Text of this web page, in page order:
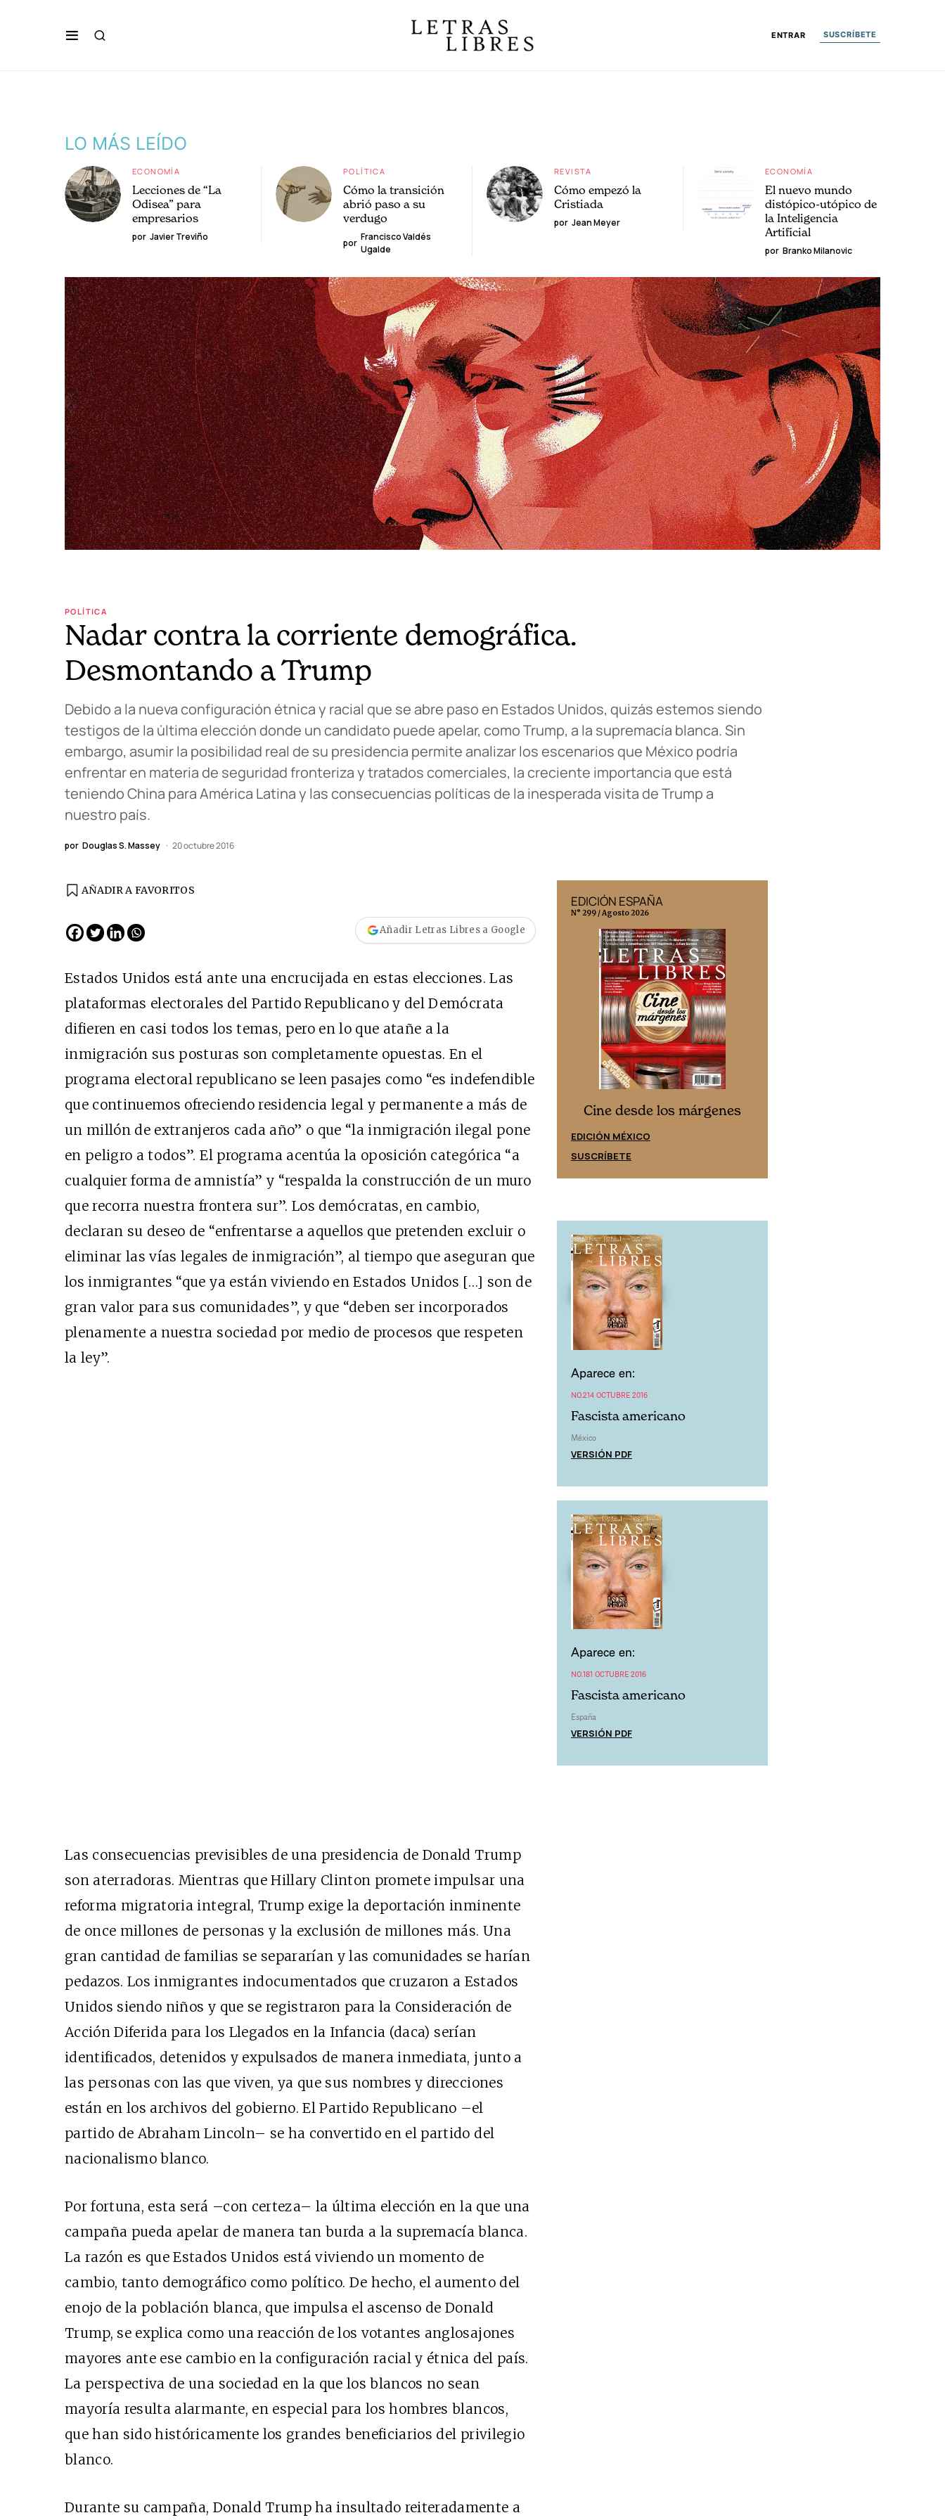
ENTRAR SUSCRÍBETE
LO MÁS LEÍDO
ECONOMÍA
Lecciones de “La
Odisea” para
empresarios
por Javier Treviño
POLÍTICA
Cómo la transición
abrió paso a su
verdugo
por
Francisco Valdés
Ugalde
REVISTA
Cómo empezó la
Cristiada
por Jean Meyer
ECONOMÍA
El nuevo mundo
distópico-utópico de
la Inteligencia
Artificial
por Branko Milanovic
POLÍTICA
Nadar contra la corriente demográfica.
Desmontando a Trump
Debido a la nueva configuración étnica y racial que se abre paso en Estados Unidos, quizás estemos siendo
testigos de la última elección donde un candidato puede apelar, como Trump, a la supremacía blanca. Sin
embargo, asumir la posibilidad real de su presidencia permite analizar los escenarios que México podría
enfrentar en materia de seguridad fronteriza y tratados comerciales, la creciente importancia que está
teniendo China para América Latina y las consecuencias políticas de la inesperada visita de Trump a
nuestro país.
por Douglas S. Massey 20 octubre 2016
AÑADIR A FAVORITOS
Añadir Letras Libres a Google
Estados Unidos está ante una encrucijada en estas elecciones. Las
plataformas electorales del Partido Republicano y del Demócrata
difieren en casi todos los temas, pero en lo que atañe a la
inmigración sus posturas son completamente opuestas. En el
programa electoral republicano se leen pasajes como “es indefendible
que continuemos ofreciendo residencia legal y permanente a más de
un millón de extranjeros cada año” o que “la inmigración ilegal pone
en peligro a todos”. El programa acentúa la oposición categórica “a
cualquier forma de amnistía” y “respalda la construcción de un muro
que recorra nuestra frontera sur”. Los demócratas, en cambio,
declaran su deseo de “enfrentarse a aquellos que pretenden excluir o
eliminar las vías legales de inmigración”, al tiempo que aseguran que
los inmigrantes “que ya están viviendo en Estados Unidos […] son de
gran valor para sus comunidades”, y que “deben ser incorporados
plenamente a nuestra sociedad por medio de procesos que respeten
la ley”.
Las consecuencias previsibles de una presidencia de Donald Trump
son aterradoras. Mientras que Hillary Clinton promete impulsar una
reforma migratoria integral, Trump exige la deportación inminente
de once millones de personas y la exclusión de millones más. Una
gran cantidad de familias se separarían y las comunidades se harían
pedazos. Los inmigrantes indocumentados que cruzaron a Estados
Unidos siendo niños y que se registraron para la Consideración de
Acción Diferida para los Llegados en la Infancia (daca) serían
identificados, detenidos y expulsados de manera inmediata, junto a
las personas con las que viven, ya que sus nombres y direcciones
están en los archivos del gobierno. El Partido Republicano –el
partido de Abraham Lincoln– se ha convertido en el partido del
nacionalismo blanco.
Por fortuna, esta será –con certeza– la última elección en la que una
campaña pueda apelar de manera tan burda a la supremacía blanca.
La razón es que Estados Unidos está viviendo un momento de
cambio, tanto demográfico como político. De hecho, el aumento del
enojo de la población blanca, que impulsa el ascenso de Donald
Trump, se explica como una reacción de los votantes anglosajones
mayores ante ese cambio en la configuración racial y étnica del país.
La perspectiva de una sociedad en la que los blancos no sean
mayoría resulta alarmante, en especial para los hombres blancos,
que han sido históricamente los grandes beneficiarios del privilegio
blanco.
Durante su campaña, Donald Trump ha insultado reiteradamente a
Cine desde los márgenes
EDICIÓN MÉXICO
SUSCRÍBETE
Cine desde los márgenes
EDICIÓN ESPAÑA
SUSCRÍBETE
EDICIÓN ESPAÑA
N° 299 / Agosto 2026
Cine desde los márgenes
EDICIÓN MÉXICO
SUSCRÍBETE
Aparece en:
NO.214 OCTUBRE 2016
Fascista americano
México
VERSIÓN PDF
Aparece en:
NO.181 OCTUBRE 2016
Fascista americano
España
VERSIÓN PDF